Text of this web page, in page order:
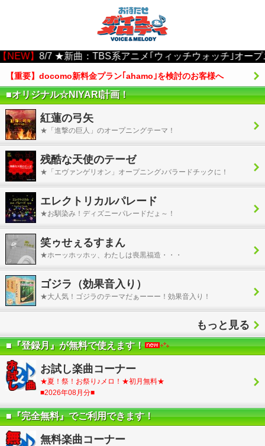
】8/7 ★新曲：TBS系アニメ｢ウィッチウォッチ｣オープニ
【重要】docomo新料金プラン｢ahamo｣を検討のお客様へ
■オリジナル☆NIYARI計画！
紅蓮の弓矢
★「進撃の巨人」のオープニングテーマ！
残酷な天使のテーゼ
★「エヴァンゲリオン」オープニング♪バラードチックに！
エレクトリカルパレード
★お馴染み！ディズニーパレードだょ～！
笑ゥせぇるすまん
★ホーッホッホッ、わたしは喪黒福造・・・
ゴジラ（効果音入り）
★大人気！ゴジラのテーマだぁーーー！効果音入り！
もっと見る
■『登録月』が無料で使えます！
お試し楽曲コーナー
★夏！祭！お祭り♪メロ！★初月無料★
■2026年08月分■
■『完全無料』でご利用できます！
無料楽曲コーナー